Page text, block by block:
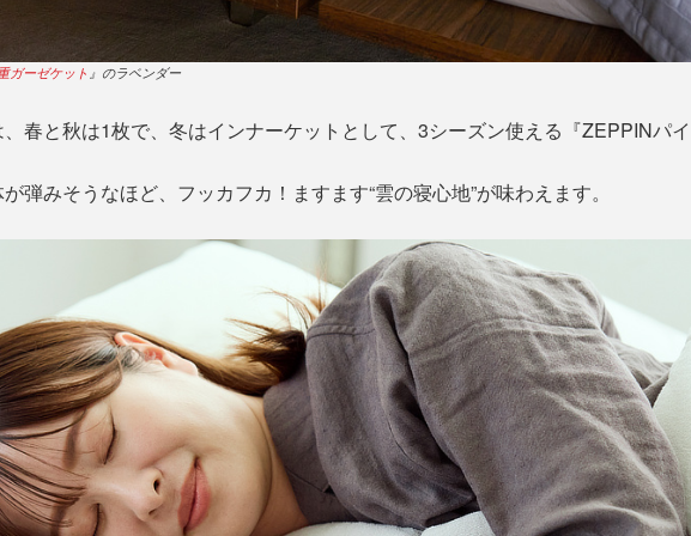
ガーゼケット 』のラベンダー
春と秋は1枚で、冬はインナーケットとして、3シーズン使える『ZEPPINパ
弾みそうなほど、フッカフカ！ますます“雲の寝心地”が味わえます。